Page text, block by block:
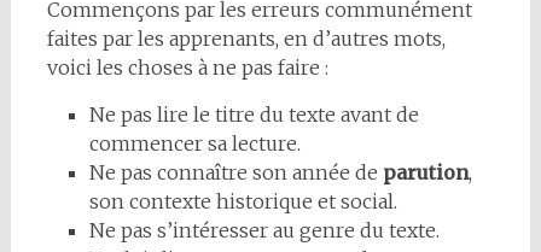
Commençons par les erreurs communément
faites par les apprenants, en d’autres mots,
voici les choses à ne pas faire :
Ne pas lire le titre du texte avant de
commencer sa lecture.
Ne pas connaître son année de parution,
son contexte historique et social.
Ne pas s’intéresser au genre du texte.